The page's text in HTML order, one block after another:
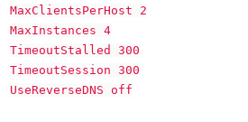
MaxClientsPerHost 2
MaxInstances 4
TimeoutStalled 300
TimeoutSession 300
UseReverseDNS off